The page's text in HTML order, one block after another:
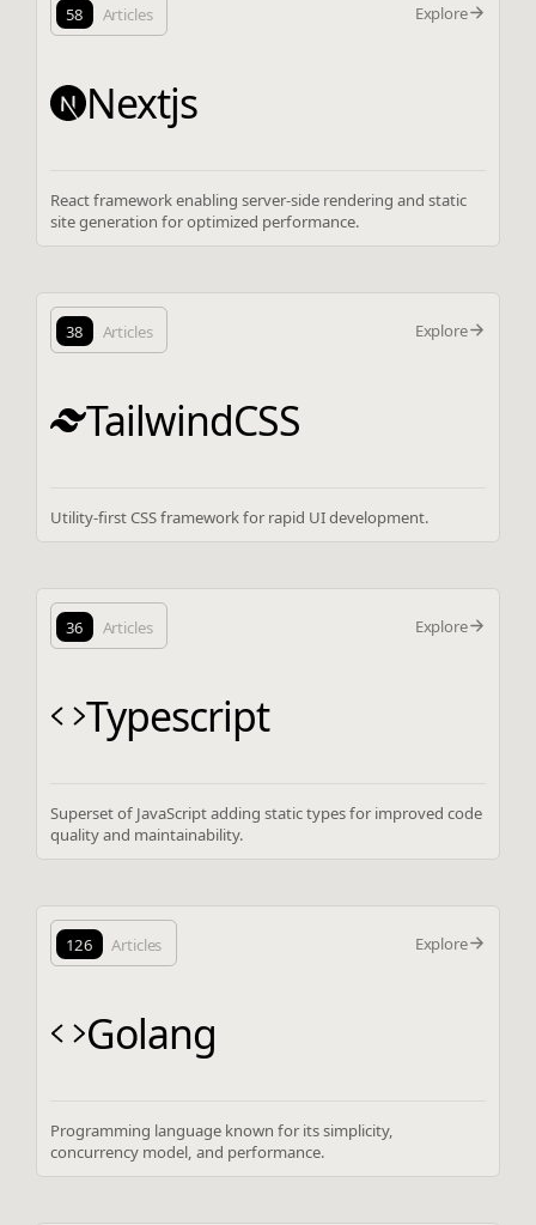
58 Articles Explore
Nextjs
React framework enabling server-side rendering and static
site generation for optimized performance.
38 Articles Explore
TailwindCSS
Utility-first CSS framework for rapid UI development.
36 Articles Explore
Typescript
Superset of JavaScript adding static types for improved code
quality and maintainability.
126 Articles Explore
Golang
Programming language known for its simplicity,
concurrency model, and performance.